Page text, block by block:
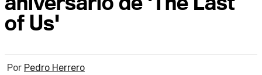
of Us'
Por Pedro Herrero